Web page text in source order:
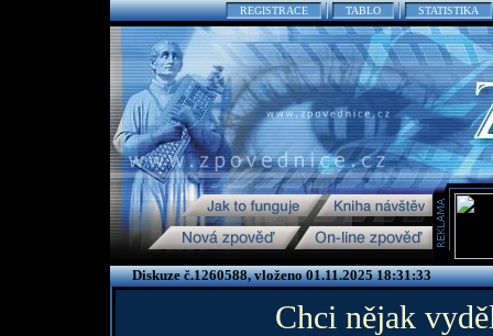
REGISTRACE TABLO STATISTIKA
Diskuze č.1260588, vloženo 01.11.2025 18:31:33
Chci nějak